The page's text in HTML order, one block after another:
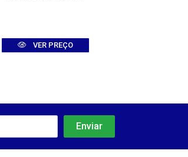
VER PREÇO